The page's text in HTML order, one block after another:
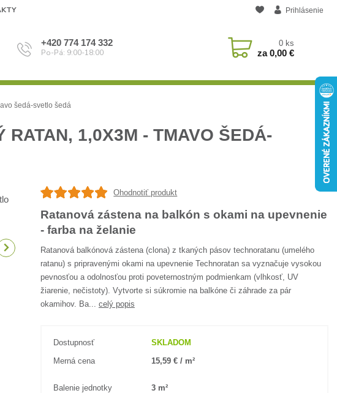
Prihlásenie
+420 774 174 332
Po-Pá: 9:00-18:00
0 ks
za0,00 €
šedá-svetlo šedá
1,0X3M - TMAVO ŠEDÁ-
Ohodnotiť produkt
Ratanová zástena na balkón s okami na upevnenie
- farba na želanie
Ratanová balkónová zástena (clona) z tkaných pásov technoratanu (umelého
ratanu) s pripravenými okami na upevnenie Technoratan sa vyznačuje vysokou
pevnosťou a odolnosťou proti poveternostným podmienkam (vlhkosť, UV
žiarenie, nečistoty). Vytvorte si súkromie na balkóne či záhrade za pár
okamihov. Ba... celý popis
Dostupnosť SKLADOM
Merná cena 15,59 € / m²
Balenie jednotky 3 m²